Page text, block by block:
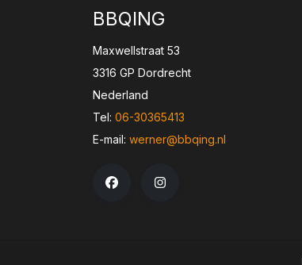
BBQING
Maxwellstraat 53
3316 GP Dordrecht
Nederland
Tel: 06-30365413
E-mail: werner@bbqing.nl